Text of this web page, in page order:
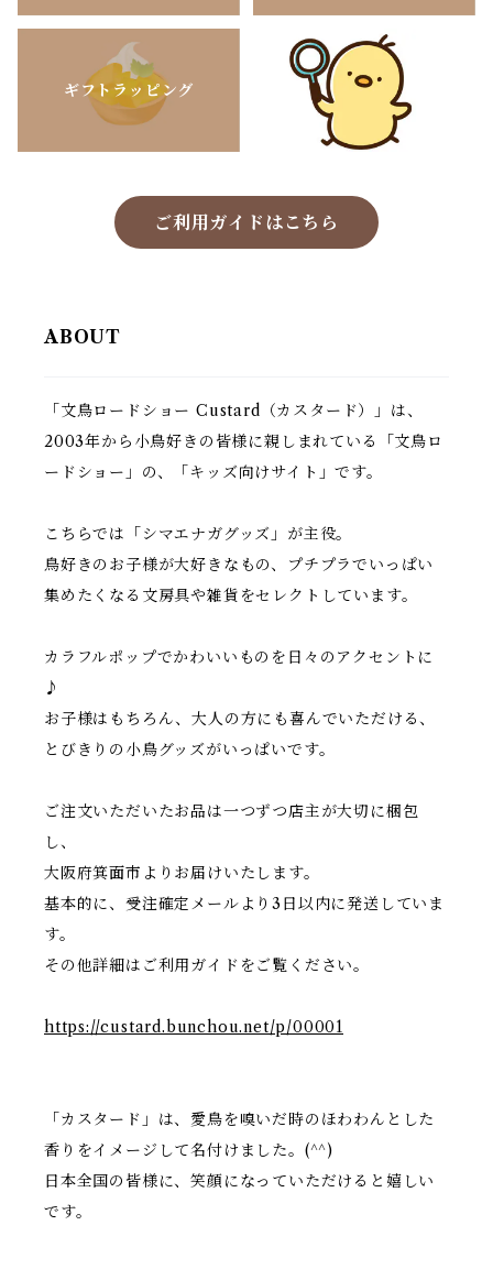
ギフトラッピング
ご利用ガイドはこちら
ABOUT
「文鳥ロードショー Custard（カスタード）」は、
2003年から小鳥好きの皆様に親しまれている「文鳥ロ
ードショー」の、「キッズ向けサイト」です。
こちらでは「シマエナガグッズ」が主役。
鳥好きのお子様が大好きなもの、プチプラでいっぱい
集めたくなる文房具や雑貨をセレクトしています。
カラフルポップでかわいいものを日々のアクセントに
♪
お子様はもちろん、大人の方にも喜んでいただける、
とびきりの小鳥グッズがいっぱいです。
ご注文いただいたお品は一つずつ店主が大切に梱包
し、
大阪府箕面市よりお届けいたします。
基本的に、受注確定メールより3日以内に発送していま
す。
その他詳細はご利用ガイドをご覧ください。
https://custard.bunchou.net/p/00001
「カスタード」は、愛鳥を嗅いだ時のほわわんとした
香りをイメージして名付けました。(^^)
日本全国の皆様に、笑顔になっていただけると嬉しい
です。